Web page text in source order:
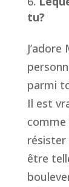
tu?
parmi
Il est
comme
résister
être